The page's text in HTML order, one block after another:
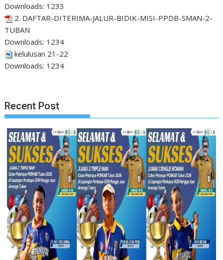
Downloads: 1233
2. DAFTAR-DITERIMA-JALUR-BIDIK-MISI-PPDB-SMAN-2-
TUBAN
Downloads: 1234
kelulusan 21-22
Downloads: 1234
Recent Post